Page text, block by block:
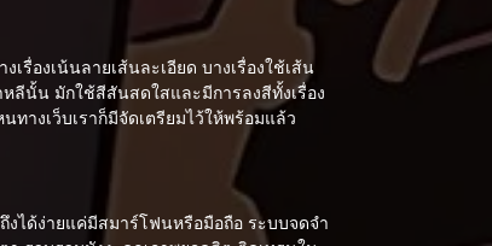
องเน้นลายเส้นละเอียด บางเรื่องใช้เส้น
ลีนั้น มักใช้สีสันสดใสและมีการลงสีทั้งเรื่อง
างเว็บเราก็มีจัดเตรียมไว้ให้พร้อมแล้ว
งได้ง่ายแค่มีสมาร์โฟนหรือมือถือ ระบบจดจำ